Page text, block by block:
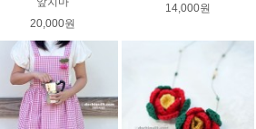
20,000원
14,000원